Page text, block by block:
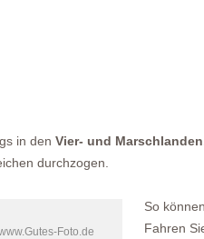
in den Vier- und
durchzogen.
Foto.de
So
Fahren